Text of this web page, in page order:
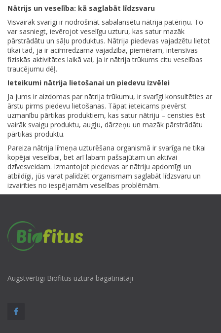
Nātrijs un veselība: kā saglabāt līdzsvaru
Visvairāk svarīgi ir nodrošināt sabalansētu nātrija patēriņu. To
var sasniegt, ievērojot veselīgu uzturu, kas satur mazāk
pārstrādātu un sāļu produktus. Nātrija piedevas vajadzētu lietot
tikai tad, ja ir acīmredzama vajadzība, piemēram, intensīvas
fiziskās aktivitātes laikā vai, ja ir nātrija trūkums citu veselības
traucējumu dēļ.
Ieteikumi nātrija lietošanai un piedevu izvēlei
Ja jums ir aizdomas par nātrija trūkumu, ir svarīgi konsultēties ar
ārstu pirms piedevu lietošanas. Tāpat ieteicams pievērst
uzmanību pārtikas produktiem, kas satur nātriju – censties ēst
vairāk svaigu produktu, augļu, dārzeņu un mazāk pārstrādātu
pārtikas produktu.
Pareiza nātrija līmeņa uzturēšana organismā ir svarīga ne tikai
kopējai veselībai, bet arī labam pašsajūtam un aktīvai
dzīvesveidam. Izmantojot piedevas ar nātriju apdomīgi un
atbildīgi, jūs varat palīdzēt organismam saglabāt līdzsvaru un
izvairīties no iespējamām veselības problēmām.
Augstvērtīgi Biofitus uztura bagātinātāji